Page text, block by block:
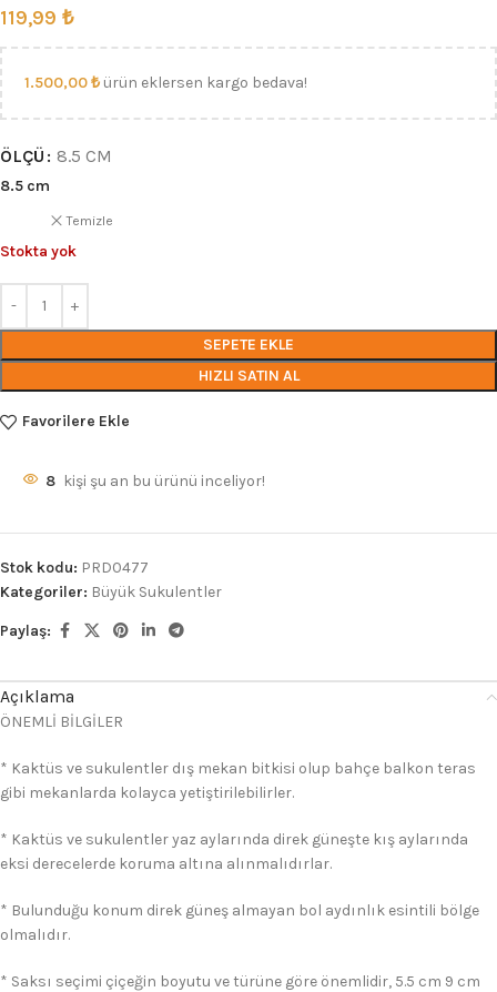
119,99 ₺
1.500,00₺ ürün eklersen kargo bedava!
ÖLÇÜ 8.5 CM
8.5 cm
Temizle
Stokta yok
SEPETE EKLE
HIZLI SATIN AL
Favorilere Ekle
8 kişi şu an bu ürünü inceliyor!
Stok kodu: PRD0477
Kategoriler: Büyük Sukulentler
Paylaş:
Açıklama
ÖNEMLİ BİLGİLER
* Kaktüs ve sukulentler dış mekan bitkisi olup bahçe balkon teras
gibi mekanlarda kolayca yetiştirilebilirler.
* Kaktüs ve sukulentler yaz aylarında direk güneşte kış aylarında
eksi derecelerde koruma altına alınmalıdırlar.
* Bulunduğu konum direk güneş almayan bol aydınlık esintili bölge
olmalıdır.
* Saksı seçimi çiçeğin boyutu ve türüne göre önemlidir, 5.5 cm 9 cm